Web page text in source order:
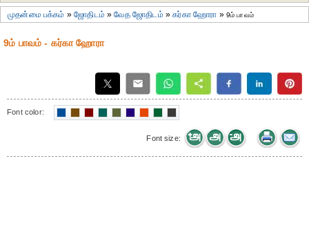
முதன்மை பக்கம் »ஜோதிடம் »வேத ஜோதிடம் »கர்கா ஹோரா » 9ம் பாவம்
9ம் பாவம் - கர்கா ஹோரா
Font color:
Font size: